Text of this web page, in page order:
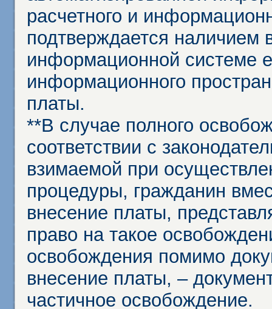
расчетного и
подтверждается наличием
информационной системе
информационного
платы.
**В случае полного
соответствии с
взимаемой при
процедуры, гражданин
внесение платы,
право на такое
освобождения помимо
внесение платы, –
частичное освобождение.